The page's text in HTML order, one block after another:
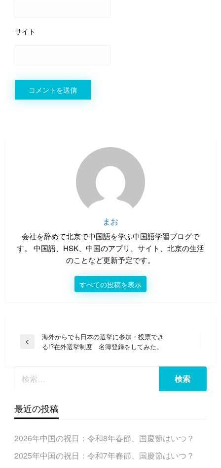
サイト
まお
会社を辞めて北京で中国語を学ぶ中国語学習ブログで
す。 中国語、HSK、中国のアプリ、サイト、北京の生活
のことなど更新予定です。
すべての投稿を表示
投
ビ
ー
シ
ョ
稿
海外からでも日本の選挙に参加・投票でき
る!?在外選挙制度 名簿登録をしてみた。
最近の投稿
2026年中国の祝日：令和8年春節、国慶節はいつ？
2025年中国の祝日：令和7年春節、国慶節はいつ？